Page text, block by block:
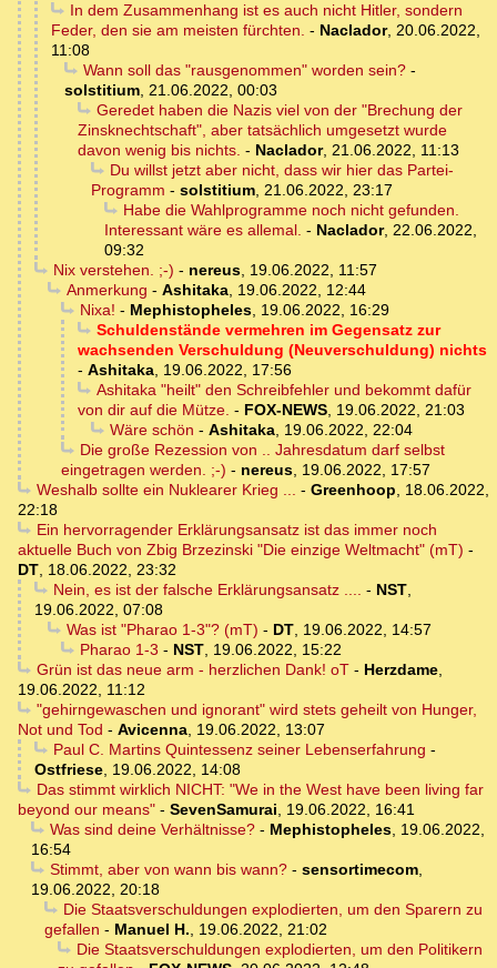
In dem Zusammenhang ist es auch nicht Hitler, sondern
Feder, den sie am meisten fürchten. - Naclador, 20.06.2022,
11:08
Wann soll das "rausgenommen" worden sein?-
solstitium, 21.06.2022, 00:03
Geredet haben die Nazis viel von der "Brechung der
Zinsknechtschaft", aber tatsächlich umgesetzt wurde
davon wenig bis nichts. - Naclador, 21.06.2022, 11:13
Du willst jetzt aber nicht, dass wir hier das Partei-
Programm - solstitium, 21.06.2022, 23:17
Habe die Wahlprogramme noch nicht gefunden.
Interessant wäre es allemal. - Naclador, 22.06.2022,
09:32
Nix verstehen. ;-) - nereus, 19.06.2022, 11:57
Anmerkung - Ashitaka, 19.06.2022, 12:44
Nixa! - Mephistopheles, 19.06.2022, 16:29
Schuldenstände vermehren im Gegensatz zur
wachsenden Verschuldung (Neuverschuldung) nichts
- Ashitaka, 19.06.2022, 17:56
Ashitaka "heilt" den Schreibfehler und bekommt dafür
von dir auf die Mütze. - FOX-NEWS, 19.06.2022, 21:03
Wäre schön - Ashitaka, 19.06.2022, 22:04
Die große Rezession von .. Jahresdatum darf selbst
eingetragen werden. ;-) - nereus, 19.06.2022, 17:57
Weshalb sollte ein Nuklearer Krieg ... - Greenhoop, 18.06.2022,
22:18
Ein hervorragender Erklärungsansatz ist das immer noch
aktuelle Buch von Zbig Brzezinski "Die einzige Weltmacht" (mT) -
DT, 18.06.2022, 23:32
Nein, es ist der falsche Erklärungsansatz .... - NST,
19.06.2022, 07:08
Was ist "Pharao 1-3"? (mT) - DT, 19.06.2022, 14:57
Pharao 1-3 - NST, 19.06.2022, 15:22
Grün ist das neue arm - herzlichen Dank! oT- Herzdame,
19.06.2022, 11:12
"gehirngewaschen und ignorant" wird stets geheilt von Hunger,
Not und Tod - Avicenna, 19.06.2022, 13:07
Paul C. Martins Quintessenz seiner Lebenserfahrung -
Ostfriese, 19.06.2022, 14:08
Das stimmt wirklich NICHT: "We in the West have been living far
beyond our means" - SevenSamurai, 19.06.2022, 16:41
Was sind deine Verhältnisse?- Mephistopheles, 19.06.2022,
16:54
Stimmt, aber von wann bis wann?- sensortimecom,
19.06.2022, 20:18
Die Staatsverschuldungen explodierten, um den Sparern zu
gefallen - Manuel H., 19.06.2022, 21:02
Die Staatsverschuldungen explodierten, um den Politikern